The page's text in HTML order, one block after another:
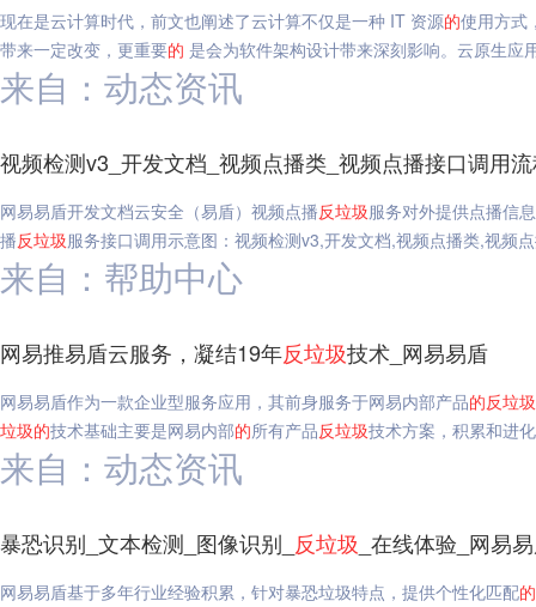
现在是云计算时代，前文也阐述了云计算不仅是一种 IT 资源的使用方式
带来一定改变，更重要的 是会为软件架构设计带来深刻影响。云原生应
来自：动态资讯
视频检测v3_开发文档_视频点播类_视频点播接口调用
网易易盾开发文档云安全（易盾）视频点播反垃圾服务对外提供点播信
播反垃圾服务接口调用示意图：视频检测v3,开发文档,视频点播类,视频
来自：帮助中心
网易推易盾云服务，凝结19年反垃圾技术_网易易盾
网易易盾作为一款企业型服务应用，其前身服务于网易内部产品的反垃圾
垃圾的技术基础主要是网易内部的所有产品反垃圾技术方案，积累和进
来自：动态资讯
暴恐识别_文本检测_图像识别_ 反垃圾 _在线体验_网易
网易易盾基于多年行业经验积累，针对暴恐垃圾特点，提供个性化匹配的